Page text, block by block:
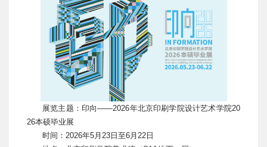
展览主题：印向——2026年北京印刷学院设计艺术学院20
26本硕毕业展
时间：2026年5月23日至6月22日